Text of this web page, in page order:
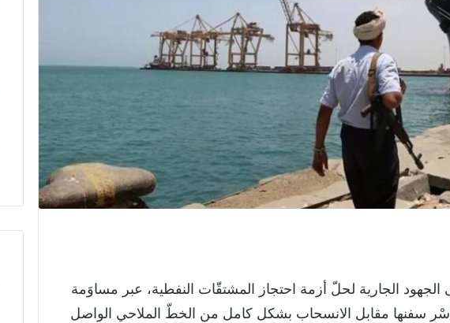
الجهود الجارية لحلّ أزمة احتجاز المشتقّات النفطية، عبر مساوَمة
سفنها مقابل الانسحاب بشكل كامل من الخطّ الملاحي الواصل